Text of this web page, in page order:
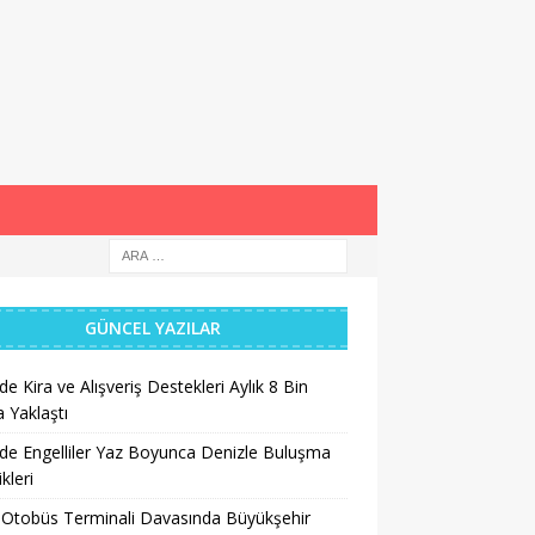
GÜNCEL YAZILAR
Kira ve Alışveriş Destekleri Aylık 8 Bin
Yaklaştı
Engelliler Yaz Boyunca Denizle Buluşma
Terminali Davasında Büyükşehir